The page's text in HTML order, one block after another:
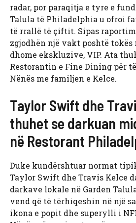
radar, por paraqitja e tyre e
Talula të Philadelphia u ofroi
të rrallë të çiftit. Sipas
zgjodhën një vakt poshtë tokës
dhome ekskluzive, VIP. Ata
Restorantin e Fine Dining për
Nënës me familjen e Kelce.
Taylor Swift dhe
thuhet se darkuan
në Restorant
Duke kundërshtuar normat
Taylor Swift dhe Travis Kelce
darkave lokale në Garden
vend që të tërhiqeshin në një
ikona e popit dhe superylli i